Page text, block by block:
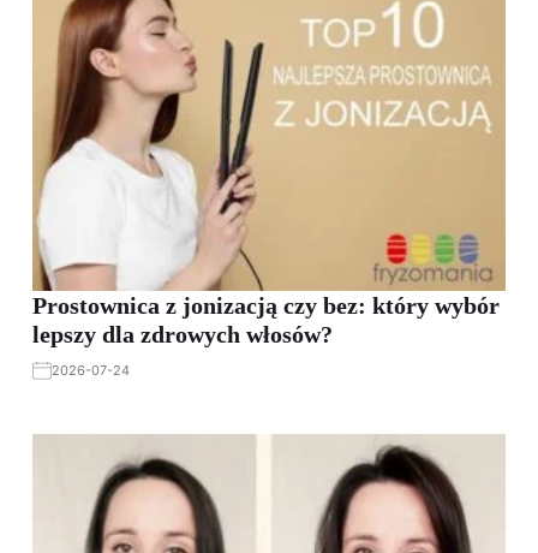
Prostownica z jonizacją czy bez: który wybór
lepszy dla zdrowych włosów?
2026-07-24